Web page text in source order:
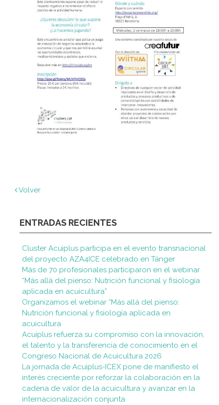
Volver
ENTRADAS RECIENTES
Cluster Acuiplus participa en el evento transnacional
del proyecto AZA4ICE celebrado en Tánger
Más de 70 profesionales participaron en el webinar
“Más allá del pienso: Nutrición funcional y fisiología
aplicada en acuicultura”
Organizamos el webinar “Más allá del pienso:
Nutrición funcional y fisiología aplicada en
acuicultura
Acuiplus refuerza su compromiso con la innovación,
el talento y la transferencia de conocimiento en el
Congreso Nacional de Acuicultura 2026
La jornada de Acuiplus-ICEX pone de manifiesto el
interés creciente por reforzar la colaboración en la
cadena de valor de la acuicultura y avanzar en la
internacionalización conjunta